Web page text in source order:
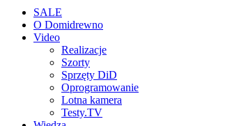
SALE
O Domidrewno
Video
Realizacje
Szorty
Sprzęty DiD
Oprogramowanie
Lotna kamera
Testy.TV